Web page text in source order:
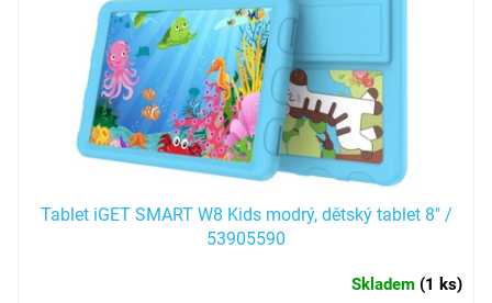
Tablet iGET SMART W8 Kids modrý, dětský tablet 8" /
53905590
Skladem (1 ks)